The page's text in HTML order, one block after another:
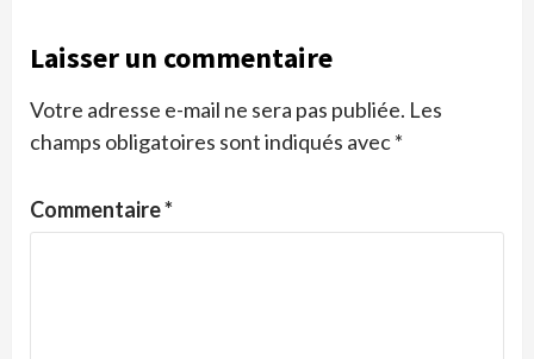
Laisser un commentaire
Votre adresse e-mail ne sera pas publiée. Les
champs obligatoires sont indiqués avec*
Commentaire*